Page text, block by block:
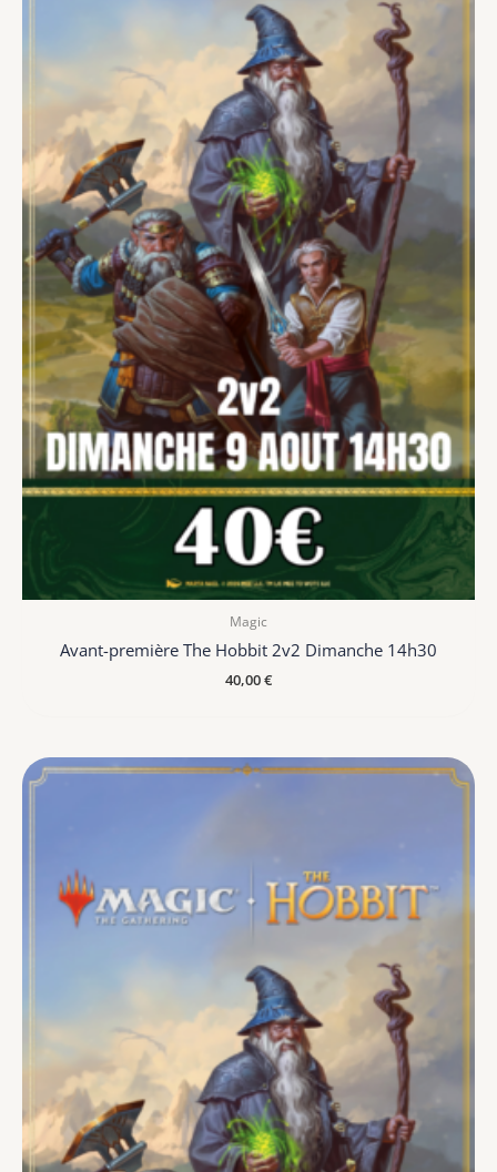
Magic
Avant-première The Hobbit 2v2 Dimanche 14h30
40,00€